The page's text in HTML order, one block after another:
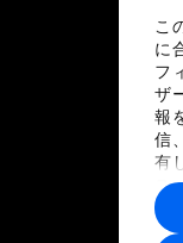
こ
に
フ
ザ
報
信
有
ユ
報
に